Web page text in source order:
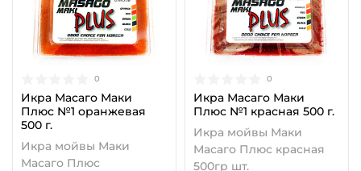
0
Икра Масаго Маки
Плюс №1 оранжевая
500 г.
Икра мойвы Маки
Масаго Плюс
0
Икра Масаго Маки
Плюс №1 красная 500 г.
Икра мойвы Маки
Масаго Плюс красная
500гр шт.